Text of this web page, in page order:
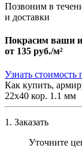
Позвоним в
и доставки
Покрасим ваши
от 135 руб./м²
Узнать стоимость
Как купить,
22х40 кор. 1.1 мм
1. Заказать
Уточните